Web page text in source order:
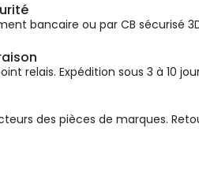
bancaire ou par CB sécurisé
relais. Expédition sous 3 à 10
des pièces de marques.